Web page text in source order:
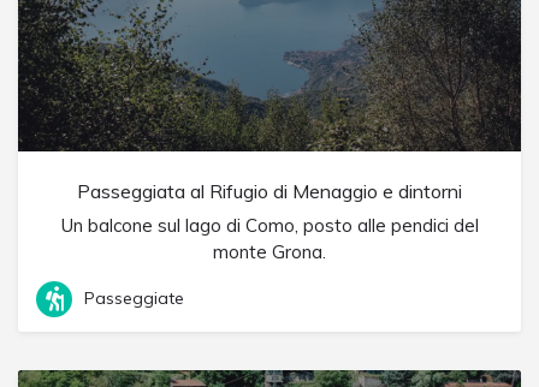
Passeggiata al Rifugio di Menaggio e dintorni
Un balcone sul lago di Como, posto alle pendici del
monte Grona.
Passeggiate